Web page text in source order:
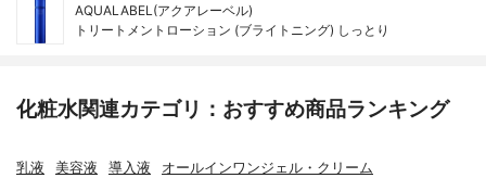
AQUALABEL(アクアレーベル)
トリートメントローション (ブライトニング) しっとり
化粧水関連カテゴリ：おすすめ商品ランキング
乳液 美容液 導入液 オールインワンジェル・クリーム